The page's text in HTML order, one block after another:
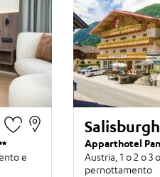
e
Apparthotel
Austria,1 o 2 o 3
pernottamento